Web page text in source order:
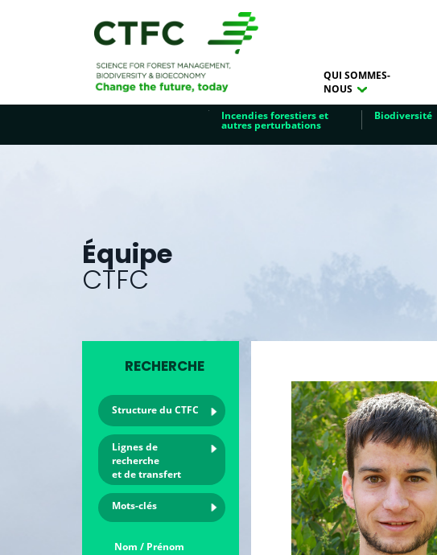
QUI SOMMES-
NOUS
Incendies forestiers et
autres perturbations
Biodiversité
Équipe
CTFC
RECHERCHE
Structure du CTFC
Lignes de
recherche
et de transfert
Mots-clés
Nom / Prénom